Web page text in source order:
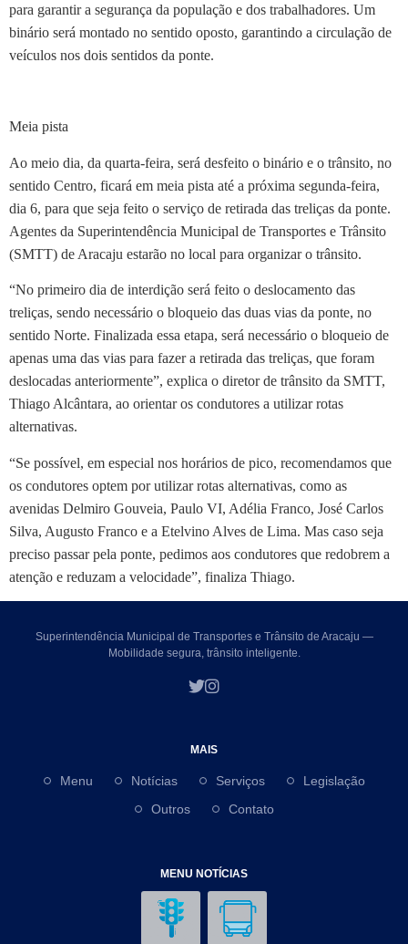
para garantir a segurança da população e dos trabalhadores. Um
binário será montado no sentido oposto, garantindo a circulação de
veículos nos dois sentidos da ponte.
Meia pista
Ao meio dia, da quarta-feira, será desfeito o binário e o trânsito, no
sentido Centro, ficará em meia pista até a próxima segunda-feira,
dia 6, para que seja feito o serviço de retirada das treliças da ponte.
Agentes da Superintendência Municipal de Transportes e Trânsito
(SMTT) de Aracaju estarão no local para organizar o trânsito.
“No primeiro dia de interdição será feito o deslocamento das
treliças, sendo necessário o bloqueio das duas vias da ponte, no
sentido Norte. Finalizada essa etapa, será necessário o bloqueio de
apenas uma das vias para fazer a retirada das treliças, que foram
deslocadas anteriormente”, explica o diretor de trânsito da SMTT,
Thiago Alcântara, ao orientar os condutores a utilizar rotas
alternativas.
“Se possível, em especial nos horários de pico, recomendamos que
os condutores optem por utilizar rotas alternativas, como as
avenidas Delmiro Gouveia, Paulo VI, Adélia Franco, José Carlos
Silva, Augusto Franco e a Etelvino Alves de Lima. Mas caso seja
preciso passar pela ponte, pedimos aos condutores que redobrem a
atenção e reduzam a velocidade”, finaliza Thiago.
Superintendência Municipal de Transportes e Trânsito de Aracaju —
Mobilidade segura, trânsito inteligente.
MAIS
Menu Notícias Serviços
Legislação
Outros
Contato
MENU NOTÍCIAS